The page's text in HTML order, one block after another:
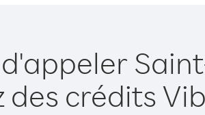
des crédits